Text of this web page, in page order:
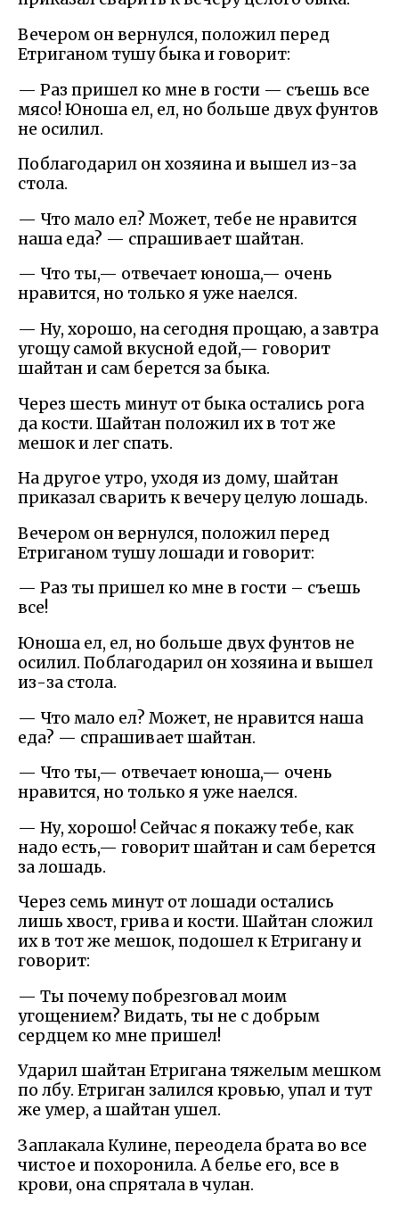
Вечером он вернулся, положил перед
Етриганом тушу быка и говорит:
— Раз пришел ко мне в гости — съешь все
мясо! Юноша ел, ел, но больше двух фунтов
не осилил.
Поблагодарил он хозяина и вышел из-за
стола.
— Что мало ел? Может, тебе не нравится
наша еда? — спрашивает шайтан.
— Что ты,— отвечает юноша,— очень
нравится, но только я уже наелся.
— Ну, хорошо, на сегодня прощаю, а завтра
угощу самой вкусной едой,— говорит
шайтан и сам берется за быка.
Через шесть минут от быка остались рога
да кости. Шайтан положил их в тот же
мешок и лег спать.
На другое утро, уходя из дому, шайтан
приказал сварить к вечеру целую лошадь.
Вечером он вернулся, положил перед
Етриганом тушу лошади и говорит:
— Раз ты пришел ко мне в гости – съешь
все!
Юноша ел, ел, но больше двух фунтов не
осилил. Поблагодарил он хозяина и вышел
из-за стола.
— Что мало ел? Может, не нравится наша
еда? — спрашивает шайтан.
— Что ты,— отвечает юноша,— очень
нравится, но только я уже наелся.
— Ну, хорошо! Сейчас я покажу тебе, как
надо есть,— говорит шайтан и сам берется
за лошадь.
Через семь минут от лошади остались
лишь хвост, грива и кости. Шайтан сложил
их в тот же мешок, подошел к Етригану и
говорит:
— Ты почему побрезговал моим
угощением? Видать, ты не с добрым
сердцем ко мне пришел!
Ударил шайтан Етригана тяжелым мешком
по лбу. Етриган залился кровью, упал и тут
же умер, а шайтан ушел.
Заплакала Кулине, переодела брата во все
чистое и похоронила. А белье его, все в
крови, она спрятала в чулан.